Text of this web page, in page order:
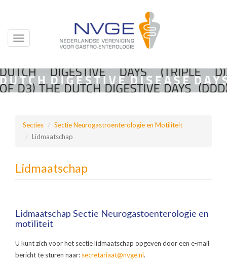
Overslaan
en
Toggle
Secties
Sectie Neurogastroenterologie en Motiliteit
Lidmaatschap
Lidmaatschap
Lidmaatschap Sectie Neurogastoenterologie en
motiliteit
U kunt zich voor het sectie lidmaatschap opgeven door een e-mail
bericht te sturen naar: secretariaat@nvge.nl.